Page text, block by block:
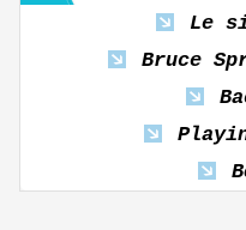
Le
Bruce